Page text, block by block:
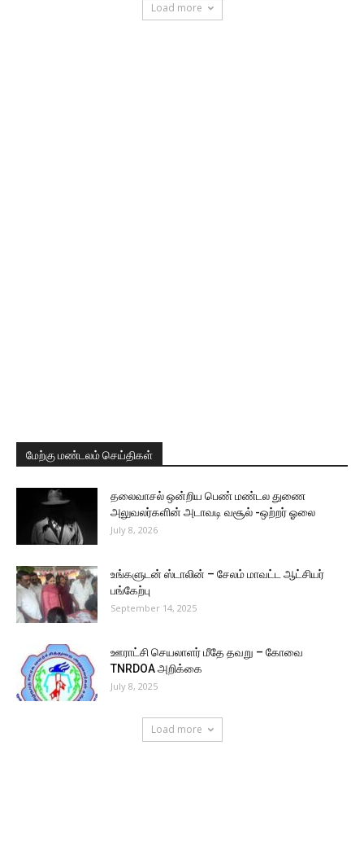
Load more
மேற்கு மண்டலம் செய்திகள்
தலைவாசல் ஒன்றிய பெண் மண்டல துணை
அலுவலர்களின் அடாவடி வசூல் -ஒற்றர் ஓலை
July 8, 2026
உங்களுடன் ஸ்டாலின் – சேலம் மாவட்ட ஆட்சியர்
பங்கேற்பு
September 14, 2025
ஊராட்சி செயலாளர் மீதே தவறு – கோவை
TNRDOA அறிக்கை
July 8, 2025
Load more